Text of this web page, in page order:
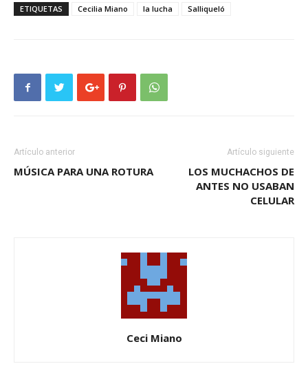
ETIQUETAS Cecilia Miano la lucha Salliqueló
Artículo anterior
MÚSICA PARA UNA ROTURA
Artículo siguiente
LOS MUCHACHOS DE
ANTES NO USABAN
CELULAR
Ceci Miano